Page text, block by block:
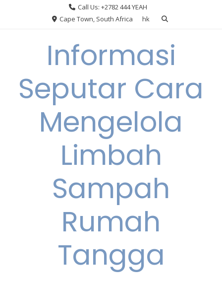
Call Us: +2782 444 YEAH
Cape Town, South Africa
hk
Informasi
Seputar Cara
Mengelola
Limbah
Sampah
Rumah
Tangga